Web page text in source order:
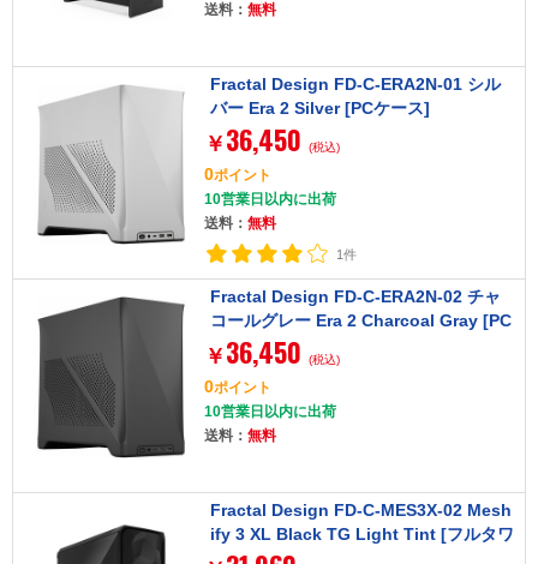
送料： 無料
Fractal Design FD-C-ERA2N-01 シル
バー Era 2 Silver [PCケース]
￥ 36,450 (税込)
0ポイント
10営業日以内に出荷
送料： 無料
1件
Fractal Design FD-C-ERA2N-02 チャ
コールグレー Era 2 Charcoal Gray [PC
ケース]
￥ 36,450 (税込)
0ポイント
10営業日以内に出荷
送料： 無料
Fractal Design FD-C-MES3X-02 Mesh
ify 3 XL Black TG Light Tint [フルタワ
ー型PCケース]